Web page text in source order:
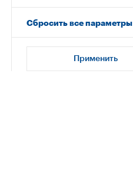
Сбросить все параметры
Применить